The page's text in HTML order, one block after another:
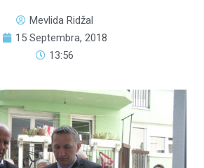
Mevlida Ridžal
15 Septembra, 2018
13:56